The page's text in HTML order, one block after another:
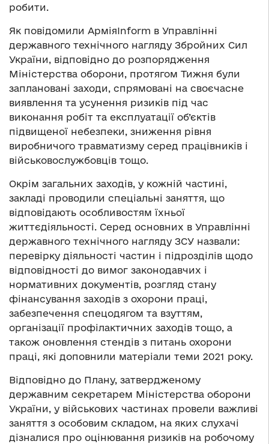
робити.
Як повідомили АрміяInform в Управлінні
державного технічного нагляду Збройних Сил
України, відповідно до розпорядження
Міністерства оборони, протягом Тижня були
заплановані заходи, спрямовані на своєчасне
виявлення та усунення ризиків під час
виконання робіт та експлуатації об’єктів
підвищеної небезпеки, зниження рівня
виробничого травматизму серед працівників і
військовослужбовців тощо.
Окрім загальних заходів, у кожній частині,
закладі проводили спеціальні заняття, що
відповідають особливостям їхньої
життєдіяльності. Серед основних в Управлінні
державного технічного нагляду ЗСУ назвали:
перевірку діяльності частин і підрозділів щодо
відповідності до вимог законодавчих і
нормативних документів, розгляд стану
фінансування заходів з охорони праці,
забезпечення спецодягом та взуттям,
організації профілактичних заходів тощо, а
також оновлення стендів з питань охорони
праці, які доповнили матеріали теми 2021 року.
Відповідно до Плану, затвердженому
державним секретарем Міністерства оборони
України, у військових частинах провели важливі
заняття з особовим складом, на яких слухачі
дізналися про оцінювання ризиків на робочому